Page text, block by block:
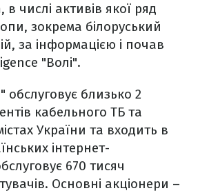
числі активів якої ряд
зокрема білоруський
за інформацією і почав
"Волі".
обслуговує близько 2
кабельного ТБ та
України та входить в
інтернет-
670 тисяч
Основні акціонери –